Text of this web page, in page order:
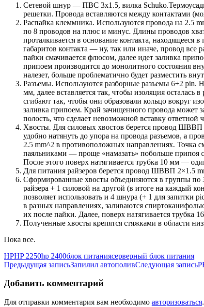
Сетевой шнур — ПВС 3х1.5, вилка
решетки. Провода вставляются между контактами
Распайка клеммника. Используются провода на 2.5
по 8 проводов на плюс и минус. Длины проводов
проталкивается в основание контакта, находящееся
габаритов контакта — ну, так или иначе, провод все
пайки смачивается флюсом, далее идет заливка
припоем производится до монолитного состояния
налезет, больше проблематично будет разместить
Разъемы. Используются разборные разъемы 6+2 pin.
мм, далее вставляется так, чтобы изоляция
сгибают так, чтобы они образовали кольцо вокруг
заливка припоем. Край зачищенного провода может
полость, что сделает невозможной вставку
Хвосты. Для силовых хвостов берется провод ШВВП
удобно натянуть до упора на провода разъемов, а
2.5 mm^2 в противоположных направлениях. Точка
паяльниками — проще «намазать» побольше припоя
После этого поверх натягивается трубка 10 мм —
Для питания райзеров берется провод ШВВП 2×1.5
Сформированные хвосты объединяются в группы по
райзера + 1 силовой на другой (в итоге на каждый
позволяет использовать и 4 шнура (+ 1 для
в разных направлениях, заливаются
их после пайки. Далее, поверх натягивается трубка
Полученные хвосты крепятся стяжками в области
Пока все.
HPHP 2250hp 2400блок питаниясерверный блок питания
Навигация
по
записям
Предыдущая записьЗапилил автополивСледующая запись
Добавить комментарий
Для отправки комментария вам необходимо авторизоваться.